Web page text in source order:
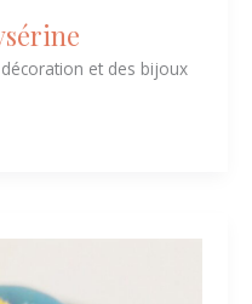
et des bijoux